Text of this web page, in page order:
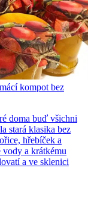
kompot bez
doma buď všichni
stará klasika bez
hřebíček a
a krátkému
a ve sklenici